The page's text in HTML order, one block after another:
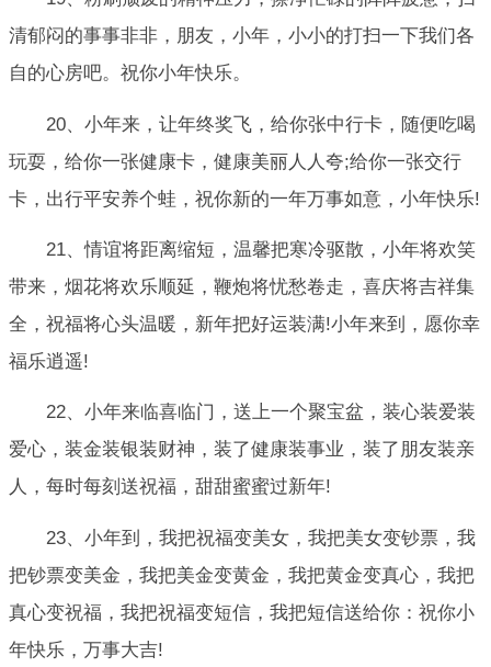
清郁闷的事事非非，朋友，小年，小小的打扫一下我们各
自的心房吧。祝你小年快乐。
20、小年来，让年终奖飞，给你张中行卡，随便吃喝
玩耍，给你一张健康卡，健康美丽人人夸;给你一张交行
卡，出行平安养个蛙，祝你新的一年万事如意，小年快乐!
21、情谊将距离缩短，温馨把寒冷驱散，小年将欢笑
带来，烟花将欢乐顺延，鞭炮将忧愁卷走，喜庆将吉祥集
全，祝福将心头温暖，新年把好运装满!小年来到，愿你幸
福乐逍遥!
22、小年来临喜临门，送上一个聚宝盆，装心装爱装
爱心，装金装银装财神，装了健康装事业，装了朋友装亲
人，每时每刻送祝福，甜甜蜜蜜过新年!
23、小年到，我把祝福变美女，我把美女变钞票，我
把钞票变美金，我把美金变黄金，我把黄金变真心，我把
真心变祝福，我把祝福变短信，我把短信送给你：祝你小
年快乐，万事大吉!